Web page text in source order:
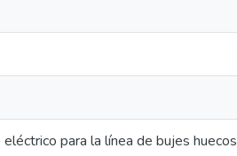
para la línea de bujes huecos